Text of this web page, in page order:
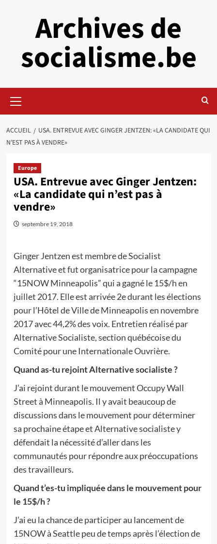
Archives de
socialisme.be
principal
ACCUEIL
USA. ENTREVUE AVEC GINGER JENTZEN: «LA CANDIDATE QUI
N’EST PAS À VENDRE»
Europe
USA. Entrevue avec Ginger Jentzen:
«La candidate qui n’est pas à
vendre»
septembre 19, 2018
Ginger Jentzen est membre de Socialist
Alternative et fut organisatrice pour la campagne
“15NOW Minneapolis” qui a gagné le 15$/h en
juillet 2017. Elle est arrivée 2e durant les élections
pour l’Hôtel de Ville de Minneapolis en novembre
2017 avec 44,2% des voix. Entretien réalisé par
Alternative Socialiste, section québécoise du
Comité pour une Internationale Ouvrière.
Quand as-tu rejoint Alternative socialiste ?
J’ai rejoint durant le mouvement Occupy Wall
Street à Minneapolis. Il y avait beaucoup de
discussions dans le mouvement pour déterminer
sa prochaine étape et Alternative socialiste y
défendait la nécessité d’aller dans les
communautés pour répondre aux préoccupations
des travailleurs.
Quand t’es-tu impliquée dans le mouvement pour
le 15$/h ?
J’ai eu la chance de participer au lancement de
15NOW à Seattle peu de temps après l’élection de